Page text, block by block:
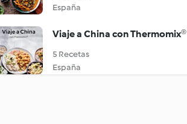
España
Viaje a China con Thermomix®
5 Recetas
España